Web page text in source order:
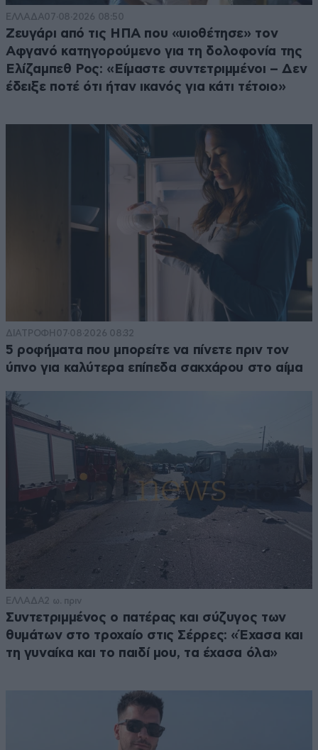
ΕΛΛΑΔΑ07·08·2026 08:50
Ζευγάρι από τις ΗΠΑ που «υιοθέτησε» τον
Αφγανό κατηγορούμενο για τη δολοφονία της
Ελίζαμπεθ Ρος: «Είμαστε συντετριμμένοι – Δεν
έδειξε ποτέ ότι ήταν ικανός για κάτι τέτοιο»
ΔΙΑΤΡΟΦΗ 07·08·2026 08:32
5 ροφήματα που μπορείτε να πίνετε πριν τον
ύπνο για καλύτερα επίπεδα σακχάρου στο αίμα
ΕΛΛΑΔΑ2 ω. πριν
Συντετριμμένος ο πατέρας και σύζυγος των
θυμάτων στο τροχαίο στις Σέρρες: «Έχασα και
τη γυναίκα και το παιδί μου, τα έχασα όλα»